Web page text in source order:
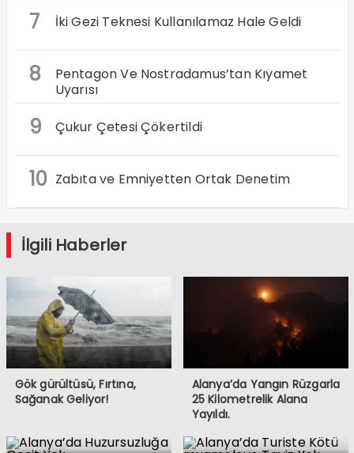
7 İki Gezi Teknesi Kullanılamaz Hale Geldi
8
Pentagon Ve Nostradamus’tan Kıyamet
Uyarısı
9 Çukur Çetesi Çökertildi
10 Zabıta ve Emniyetten Ortak Denetim
İlgili Haberler
Gök gürültüsü, Fırtına,
Sağanak Geliyor!
Alanya’da Yangın Rüzgarla
25 Kilometrelik Alana
Yayıldı.